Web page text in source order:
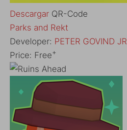
Descargar QR-Code
Parks and Rekt
Developer: PETER GOVIND JR
Price: Free+